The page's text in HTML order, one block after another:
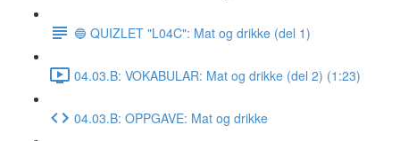
🔵 QUIZLET "L04C": Mat og drikke (del 1)
04.03.B: VOKABULAR: Mat og drikke (del 2) (1:23)
04.03.B: OPPGAVE: Mat og drikke